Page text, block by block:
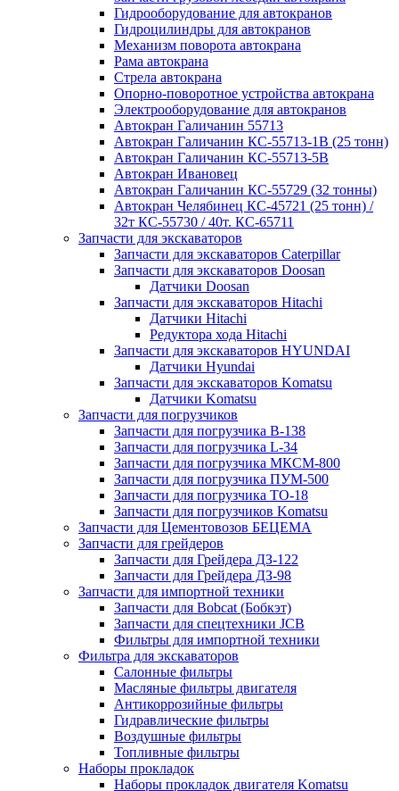
Гидрооборудование для автокранов
Гидроцилиндры для автокранов
Механизм поворота автокрана
Рама автокрана
Стрела автокрана
Опорно-поворотное устройства автокрана
Электрооборудование для автокранов
Автокран Галичанин 55713
Автокран Галичанин КС-55713-1В (25 тонн)
Автокран Галичанин КС-55713-5В
Автокран Ивановец
Автокран Галичанин КС-55729 (32 тонны)
Автокран Челябинец КС-45721 (25 тонн) /
32т КС-55730 / 40т. КС-65711
Запчасти для экскаваторов
Запчасти для экскаваторов Caterpillar
Запчасти для экскаваторов Doosan
Датчики Doosan
Запчасти для экскаваторов Hitachi
Датчики Hitachi
Редуктора хода Hitachi
Запчасти для экскаваторов HYUNDAI
Датчики Hyundai
Запчасти для экскаваторов Komatsu
Датчики Komatsu
Запчасти для погрузчиков
Запчасти для погрузчика B-138
Запчасти для погрузчика L-34
Запчасти для погрузчика МКСМ-800
Запчасти для погрузчика ПУМ-500
Запчасти для погрузчика ТО-18
Запчасти для погрузчиков Komatsu
Запчасти для Цементовозов БЕЦЕМА
Запчасти для грейдеров
Запчасти для Грейдера ДЗ-122
Запчасти для Грейдера ДЗ-98
Запчасти для импортной техники
Запчасти для Bobcat (Бобкэт)
Запчасти для спецтехники JCB
Фильтры для импортной техники
Фильтра для экскаваторов
Салонные фильтры
Масляные фильтры двигателя
Антикоррозийные фильтры
Гидравлические фильтры
Воздушные фильтры
Топливные фильтры
Наборы прокладок
Наборы прокладок двигателя Komatsu